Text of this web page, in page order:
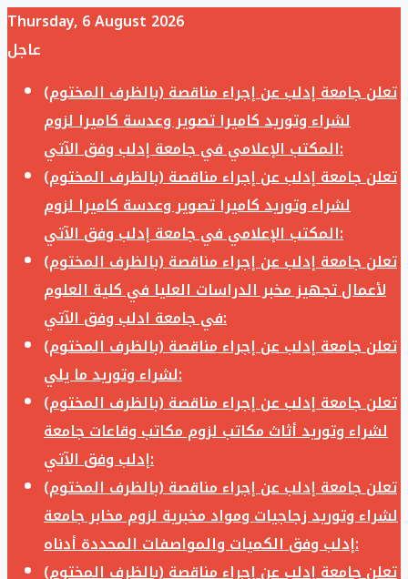
Thursday, 6 August 2026
عاجل
تعلن جامعة إدلب عن إجراء مناقصة (بالظرف المختوم)
لشراء وتوريد كاميرا تصوير وعدسة كاميرا لزوم
المكتب الإعلامي في جامعة إدلب وفق الآتي:
تعلن جامعة إدلب عن إجراء مناقصة (بالظرف المختوم)
لشراء وتوريد كاميرا تصوير وعدسة كاميرا لزوم
المكتب الإعلامي في جامعة إدلب وفق الآتي:
تعلن جامعة إدلب عن إجراء مناقصة (بالظرف المختوم)
لأعمال تجهيز مخبر الدراسات العليا في كلية العلوم
في جامعة ادلب وفق الآتي:
تعلن جامعة إدلب عن إجراء مناقصة (بالظرف المختوم)
لشراء وتوريد ما يلي:
تعلن جامعة إدلب عن إجراء مناقصة (بالظرف المختوم)
لشراء وتوريد أثاث مكاتب لزوم مكاتب وقاعات جامعة
إدلب وفق الآتي:
تعلن جامعة إدلب عن إجراء مناقصة (بالظرف المختوم)
لشراء وتوريد زجاجيات ومواد مخبرية لزوم مخابر جامعة
إدلب وفق الكميات والمواصفات المحددة أدناه:
تعلن جامعة إدلب عن إجراء مناقصة (بالظرف المختوم)